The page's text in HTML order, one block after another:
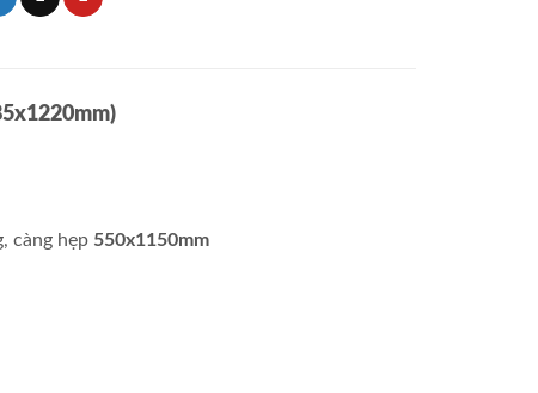
càng hẹp550x1150mm